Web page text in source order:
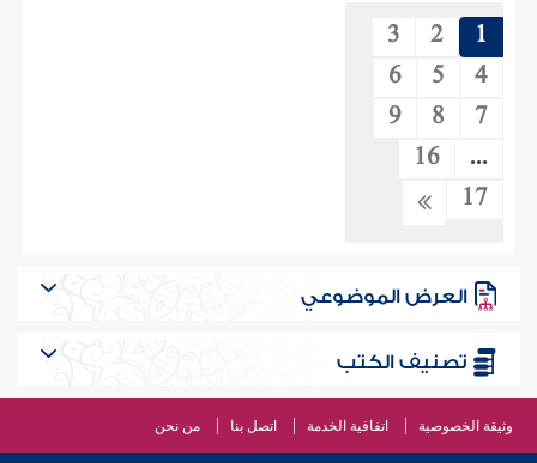
1
2
3
4
5
6
7
8
9
...
16
17
العرض الموضوعي
تصنيف الكتب
وثيقة الخصوصية اتفاقية الخدمة اتصل بنا من نحن